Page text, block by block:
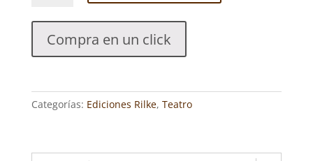
VA
LOS
GUÍA
DIDÁCTICA.
ANTONIO
Compra en un click
Categorías: Ediciones Rilke, Teatro